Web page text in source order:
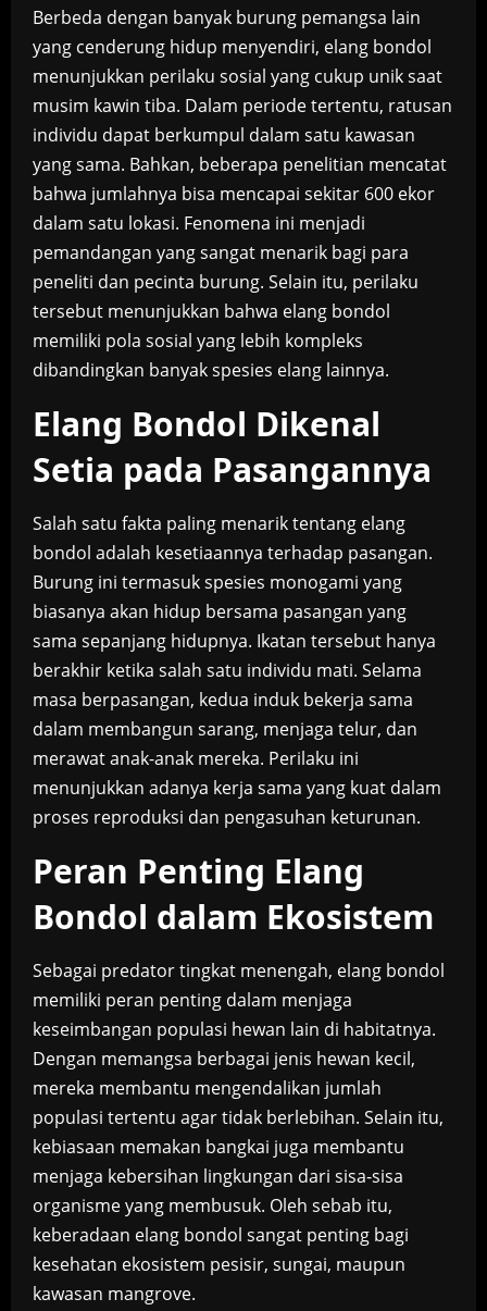
Berbeda dengan banyak burung pemangsa lain
yang cenderung hidup menyendiri, elang bondol
menunjukkan perilaku sosial yang cukup unik saat
musim kawin tiba. Dalam periode tertentu, ratusan
individu dapat berkumpul dalam satu kawasan
yang sama. Bahkan, beberapa penelitian mencatat
bahwa jumlahnya bisa mencapai sekitar 600 ekor
dalam satu lokasi. Fenomena ini menjadi
pemandangan yang sangat menarik bagi para
peneliti dan pecinta burung. Selain itu, perilaku
tersebut menunjukkan bahwa elang bondol
memiliki pola sosial yang lebih kompleks
dibandingkan banyak spesies elang lainnya.
Elang Bondol Dikenal
Setia pada Pasangannya
Salah satu fakta paling menarik tentang elang
bondol adalah kesetiaannya terhadap pasangan.
Burung ini termasuk spesies monogami yang
biasanya akan hidup bersama pasangan yang
sama sepanjang hidupnya. Ikatan tersebut hanya
berakhir ketika salah satu individu mati. Selama
masa berpasangan, kedua induk bekerja sama
dalam membangun sarang, menjaga telur, dan
merawat anak-anak mereka. Perilaku ini
menunjukkan adanya kerja sama yang kuat dalam
proses reproduksi dan pengasuhan keturunan.
Peran Penting Elang
Bondol dalam Ekosistem
Sebagai predator tingkat menengah, elang bondol
memiliki peran penting dalam menjaga
keseimbangan populasi hewan lain di habitatnya.
Dengan memangsa berbagai jenis hewan kecil,
mereka membantu mengendalikan jumlah
populasi tertentu agar tidak berlebihan. Selain itu,
kebiasaan memakan bangkai juga membantu
menjaga kebersihan lingkungan dari sisa-sisa
organisme yang membusuk. Oleh sebab itu,
keberadaan elang bondol sangat penting bagi
kesehatan ekosistem pesisir, sungai, maupun
kawasan mangrove.